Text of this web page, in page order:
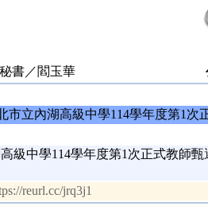
書／閻玉華
市立內湖高級中學114學年度第1次
級中學114學年度第1次正式教師甄
reurl.cc/jrq3j1